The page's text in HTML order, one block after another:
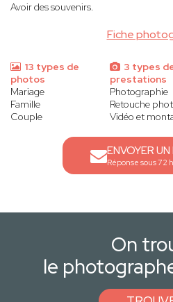
Fiche
Avoir des souvenirs.
13 types de
photos
Mariage
Famille
Couple
3 types
prestations
Photographie
Retouche
Vidéo et
ENVOYER
Réponse sous 72
On
le